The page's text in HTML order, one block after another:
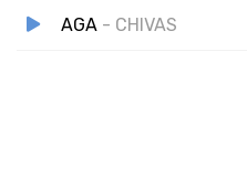
AGA - CHIVAS